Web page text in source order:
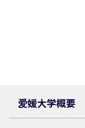
爱媛大学概要